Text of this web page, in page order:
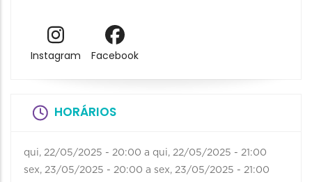
Instagram Facebook
HORÁRIOS
qui, 22/05/2025 - 20:00 a qui, 22/05/2025 - 21:00
sex, 23/05/2025 - 20:00 a sex, 23/05/2025 - 21:00